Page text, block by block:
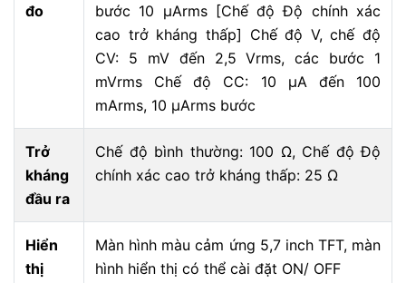
đo
bước 10 μArms [Chế độ Độ chính xác
cao trở kháng thấp] Chế độ V, chế độ
CV: 5 mV đến 2,5 Vrms, các bước 1
mVrms Chế độ CC: 10 μA đến 100
mArms, 10 μArms bước
Trở
kháng
đầu ra
Chế độ bình thường: 100 Ω, Chế độ Độ
chính xác cao trở kháng thấp: 25 Ω
Hiển
thị
Màn hình màu cảm ứng 5,7 inch TFT, màn
hình hiển thị có thể cài đặt ON/ OFF